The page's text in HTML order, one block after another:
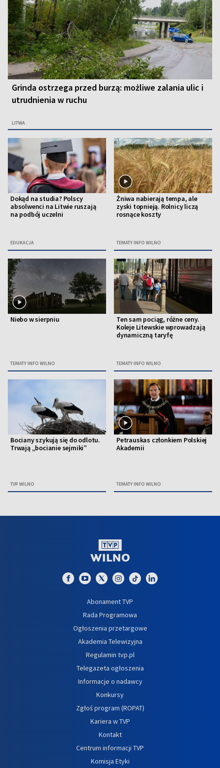
Grinda ostrzega przed burzą: możliwe zalania ulic i
utrudnienia w ruchu
LITWA
Dokąd na studia? Polscy
absolwenci na Litwie ruszają
na podbój uczelni
EDUKACJA
Żniwa nabierają tempa, ale
zyski topnieją. Rolnicy liczą
rosnące koszty
TEMATY INFO WILNO
Niebo w sierpniu
TEMATY INFO WILNO
Ten sam pociąg, różne ceny.
Koleje Litewskie wprowadzają
dynamiczną taryfę
TEMATY INFO WILNO
Bociany szykują się do odlotu.
Trwają „bocianie sejmiki”
TVP WILNO
Petrauskas członkiem Polskiej
Akademii
TEMATY INFO WILNO
Abonament TVP
Rada Programowa
Ogłoszenia przetargowe
Akademia Telewizyjna
Regulamin tvp.pl
Telegazeta ogłoszenia
Informacje o nadawcy
Konkursy
Zgłoś program (ROPAT)
Kariera w TVP
Kontakt
Centrum informacji TVP
Komisja Etyki